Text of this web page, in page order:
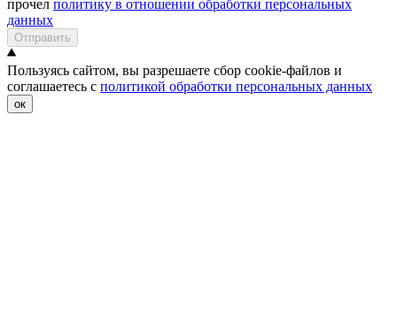
прочел политику в отношении обработки персональных
данных
Отправить
Пользуясь сайтом, вы разрешаете сбор cookie-файлов и
соглашаетесь с политикой обработки персональных данных
ок